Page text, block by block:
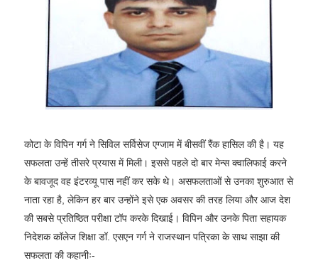
कोटा के विपिन गर्ग ने सिविल सर्विसेज एग्जाम में बीसवीं रैंक हासिल की है। यह
सफलता उन्हें तीसरे प्रयास में मिली। इससे पहले दो बार मेन्स क्वालिफाई करने
के बावजूद वह इंटरव्यू पास नहीं कर सके थे। असफलताओं से उनका शुरुआत से
नाता रहा है, लेकिन हर बार उन्होंने इसे एक अवसर की तरह लिया और आज देश
की सबसे प्रतिष्ठित परीक्षा टॉप करके दिखाई। विपिन और उनके पिता सहायक
निदेशक कॉलेज शिक्षा डॉ. एसएन गर्ग ने राजस्थान पत्रिका के साथ साझा की
सफलता की कहानीः-